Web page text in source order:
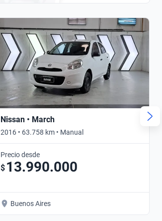
Nissan • March
2016 • 63.758 km • Manual
Precio desde
$ 13.990.000
Buenos Aires